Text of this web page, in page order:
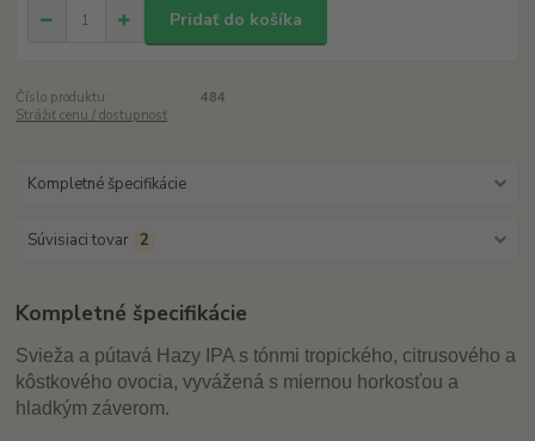
Pridať do košíka
Číslo produktu:
484
Strážiť cenu / dostupnosť
Kompletné špecifikácie
Súvisiaci tovar 2
Kompletné špecifikácie
Svieža a pútavá Hazy IPA s tónmi tropického, citrusového a
kôstkového ovocia, vyvážená s miernou horkosťou a
hladkým záverom.